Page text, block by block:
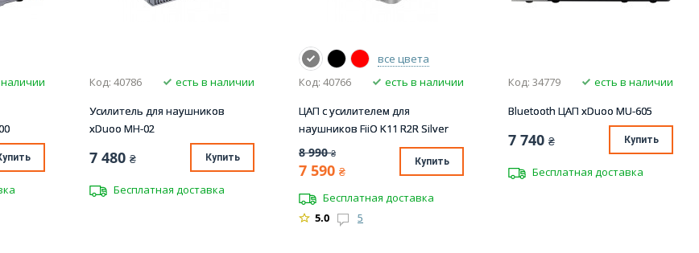
Код: 40786
есть в наличии
Усилитель для наушников
xDuoo MH-02
7 480 ₴ Купить
Бесплатная доставка
все цвета
Код: 40766
есть в наличии
ЦАП с усилителем для
наушников FiiO K11 R2R Silver
8 990 ₴
7 590 ₴
Купить
Бесплатная доставка
5.0
5
Код: 34779
есть в наличии
Bluetooth ЦАП xDuoo MU-605
7 740 ₴ Купить
Бесплатная доставка